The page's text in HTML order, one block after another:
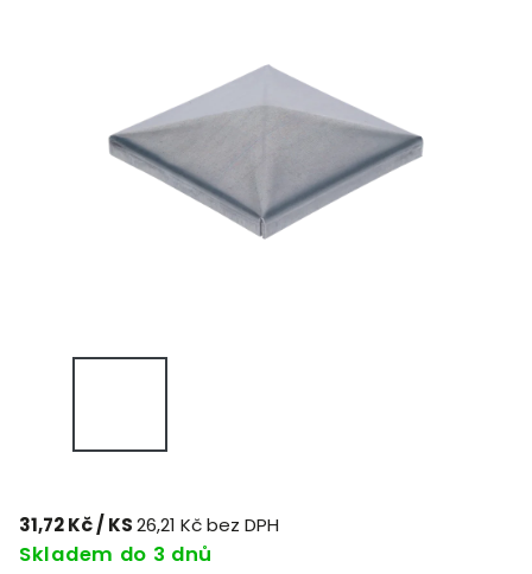
31,72 Kč/ KS26,21 Kč bez DPH
Skladem do 3 dnů